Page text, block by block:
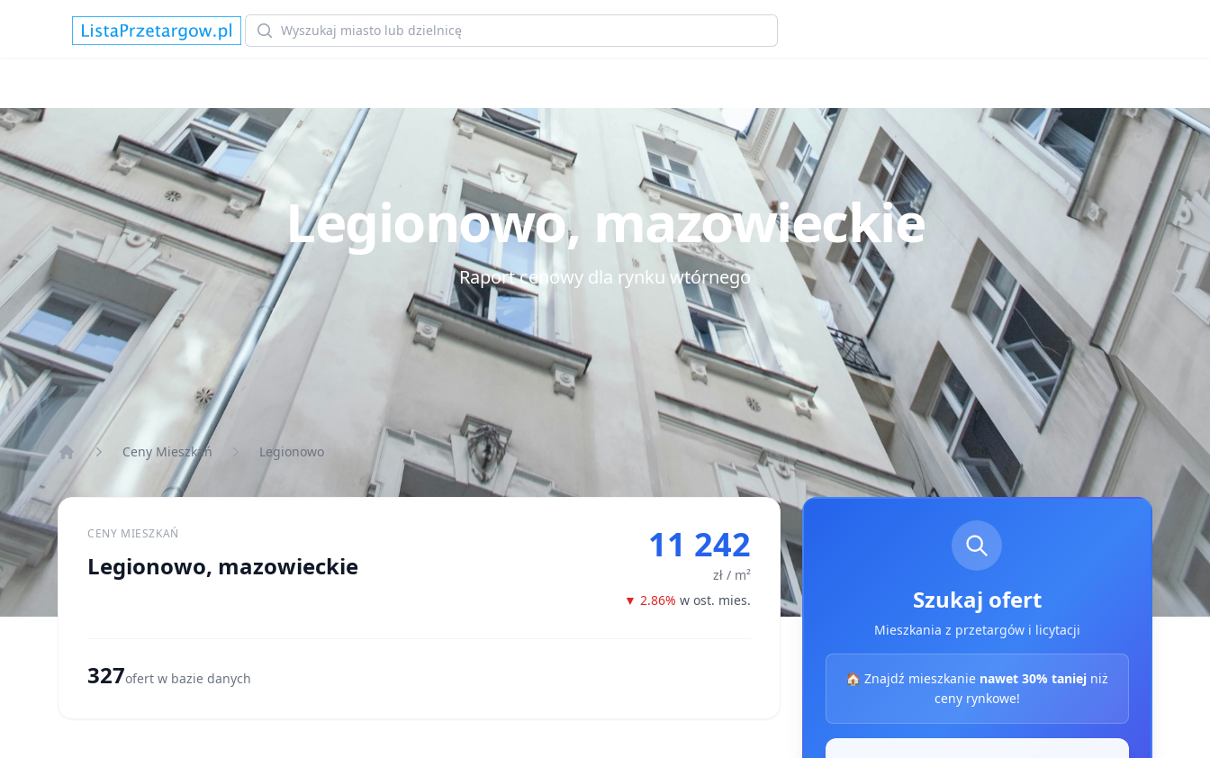
Search
Legionowo, mazowieckie
Raport cenowy dla rynku wtórnego
Strona główna
Ceny Mieszkań Legionowo
CENY MIESZKAŃ
Legionowo, mazowieckie 11 242
zł / m²
▼ 2.86% w ost. mies.
327ofert w bazie danych
Szukaj ofert
Mieszkania z przetargów i licytacji
🏠 Znajdź mieszkanie nawet 30% taniej niż
ceny rynkowe!